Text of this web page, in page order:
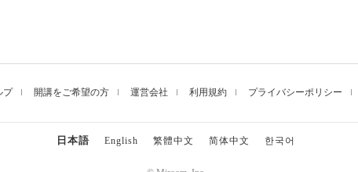
プ 開講をご希望の方 運営会社 利用規約 プライバシーポリシー
日本語 English 繁體中文 简体中文 한국어